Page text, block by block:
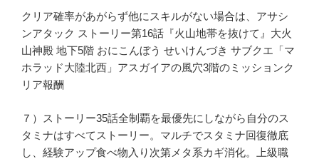
クリア確率があがらず他にスキルがない場合は、アサシ
ンアタック ストーリー第16話『火山地帯を抜けて』大火
山神殿 地下5階 おにこんぼう せいけんづき サブクエ「マ
ホラッド大陸北西」アスガイアの風穴3階のミッションク
リア報酬
７）ストーリー35話全制覇を最優先にしながら自分のス
タミナはすべてストーリー。マルチでスタミナ回復徹底
し、経験アップ食べ物入り次第メタ系カギ消化。上級職